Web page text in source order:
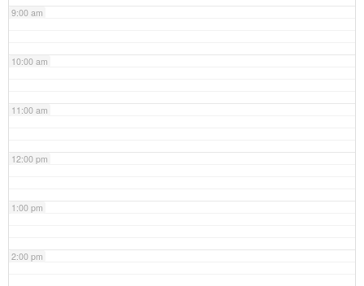
9:00 am
10:00 am
11:00 am
12:00 pm
1:00 pm
2:00 pm